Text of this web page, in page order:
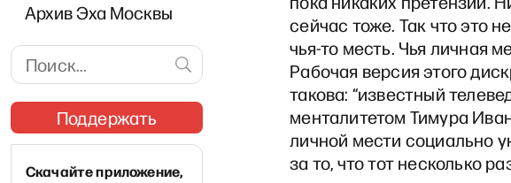
Архив Эха Москвы
Поддержать
Скачайте приложение,
сейчас тоже. Так что это
чья-то месть. Чья личная
Рабочая версия этого
такова: “известный
менталитетом Тимура
личной мести социально
за то, что тот несколько